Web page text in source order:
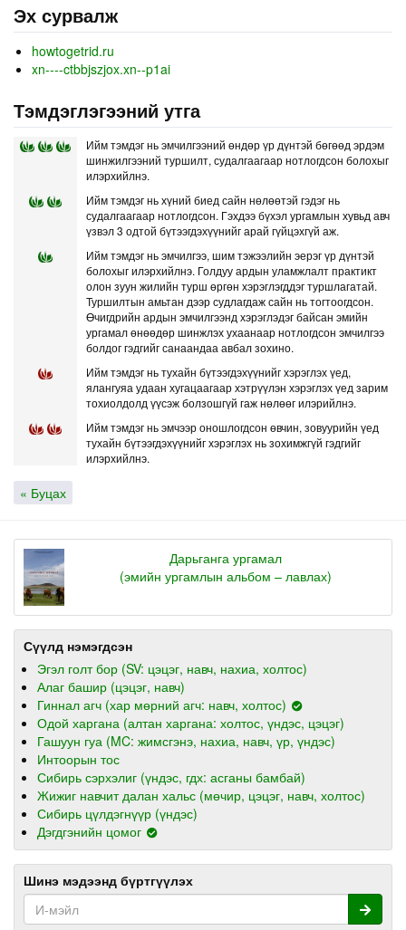
Эх сурвалж
howtogetrid.ru
xn----ctbbjszjox.xn--p1ai
Тэмдэглэгээний утга
Ийм тэмдэг нь эмчилгээний өндөр үр дүнтэй бөгөөд эрдэм
шинжилгээний туршилт, судалгаагаар нотлогдсон болохыг
илэрхийлнэ.
Ийм тэмдэг нь хүний биед сайн нөлөөтэй гэдэг нь
судалгаагаар нотлогдсон. Гэхдээ бүхэл ургамлын хувьд авч
үзвэл 3 одтой бүтээгдэхүүнийг арай гүйцэхгүй аж.
Ийм тэмдэг нь эмчилгээ, шим тэжээлийн эерэг үр дүнтэй
болохыг илэрхийлнэ. Голдуу ардын уламжлалт практикт
олон зуун жилийн турш өргөн хэрэглэгддэг туршлагатай.
Туршилтын амьтан дээр судлагдаж сайн нь тогтоогдсон.
Өчигдрийн ардын эмчилгээнд хэрэглэдэг байсан эмийн
ургамал өнөөдөр шинжлэх ухаанаар нотлогдсон эмчилгээ
болдог гэдгийг санаандаа авбал зохино.
Ийм тэмдэг нь тухайн бүтээгдэхүүнийг хэрэглэх үед,
ялангуяа удаан хугацаагаар хэтрүүлэн хэрэглэх үед зарим
тохиолдолд үүсэж болзошгүй гаж нөлөөг илэрийлнэ.
Ийм тэмдэг нь эмчээр оношлогдсон өвчин, зовуурийн үед
тухайн бүтээгдэхүүнийг хэрэглэх нь зохимжгүй гэдгийг
илэрхийлнэ.
« Буцах
Дарьганга ургамал
(эмийн ургамлын альбом – лавлах)
Сүүлд нэмэгдсэн
Эгэл голт бор (SV: цэцэг, навч, нахиа, холтос)
Алаг башир (цэцэг, навч)
Гиннал агч (хар мөрний агч: навч, холтос)
Одой харгана (алтан харгана: холтос, үндэс, цэцэг)
Гашуун гуа (MC: жимсгэнэ, нахиа, навч, үр, үндэс)
Интоорын тос
Сибирь сэрхэлиг (үндэс, гдх: асганы бамбай)
Жижиг навчит далан хальс (мөчир, цэцэг, навч, холтос)
Сибирь цүлдэгнүүр (үндэс)
Дэгдгэнийн цомог
Шинэ мэдээнд бүртгүүлэх